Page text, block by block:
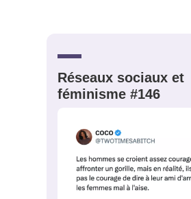
Réseaux sociaux et
féminisme #146
PSEUDO
PASSWORD*
VOTRE PARTICIPATION
Que